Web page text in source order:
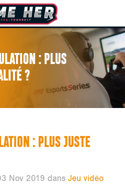
: PLUS
?
: PLUS JUSTE
Nov 2019 dans Jeu vidéo